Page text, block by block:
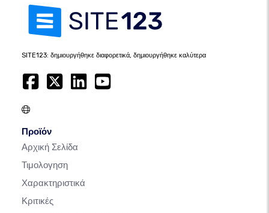
SITE123: δημιουργήθηκε διαφορετικά, δημιουργήθηκε καλύτερα
Προϊόν
Αρχική Σελίδα
Τιμολογηση
Χαρακτηριστικά
Κριτικές